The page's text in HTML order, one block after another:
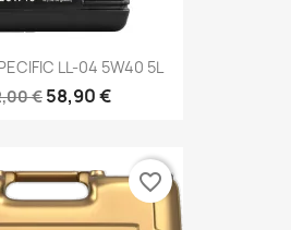
LL-04 5W40 5L
€ 58,90 €
favorite_border